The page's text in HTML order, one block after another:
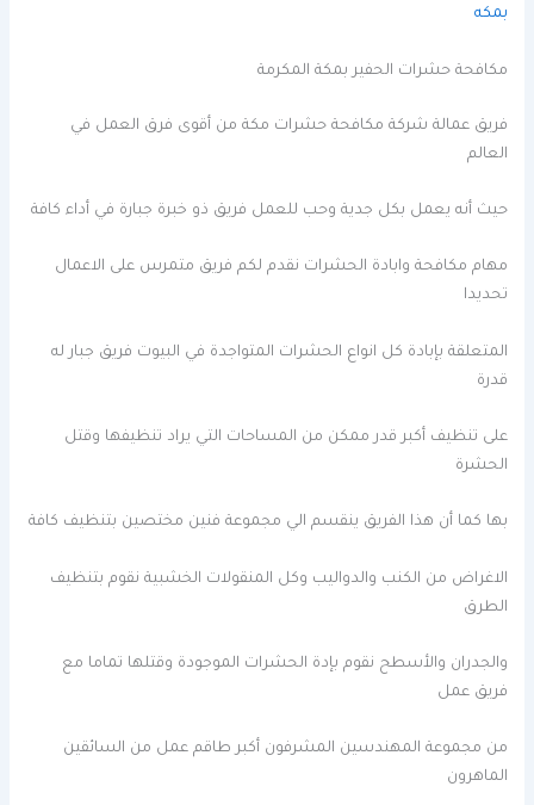
بمكه
مكافحة حشرات الحفير بمكة المكرمة
فريق عمالة شركة مكافحة حشرات مكة من أقوى فرق العمل في
العالم
حيث أنه يعمل بكل جدية وحب للعمل فريق ذو خبرة جبارة في أداء كافة
مهام مكافحة وابادة الحشرات نقدم لكم فريق متمرس على الاعمال
تحديدا
المتعلقة بإبادة كل انواع الحشرات المتواجدة في البيوت فريق جبار له
قدرة
على تنظيف أكبر قدر ممكن من المساحات التي يراد تنظيفها وقتل
الحشرة
بها كما أن هذا الفريق ينقسم الي مجموعة فنين مختصين بتنظيف كافة
الاغراض من الكنب والدواليب وكل المنقولات الخشبية نقوم بتنظيف
الطرق
والجدران والأسطح نقوم بإدة الحشرات الموجودة وقتلها تماما مع
فريق عمل
من مجموعة المهندسين المشرفون أكبر طاقم عمل من السائقين
الماهرون